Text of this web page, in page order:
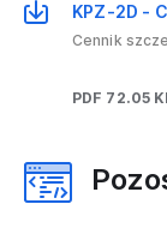
KPZ-2D -
Cennik
PDF 72.05